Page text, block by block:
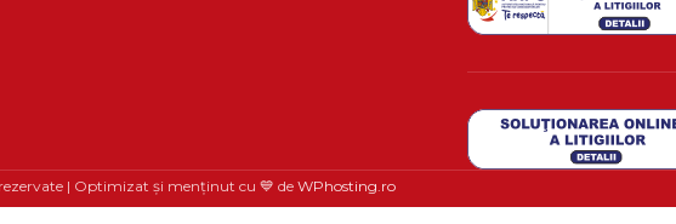
| Optimizat și menținut cu 💙 deWPhosting.ro